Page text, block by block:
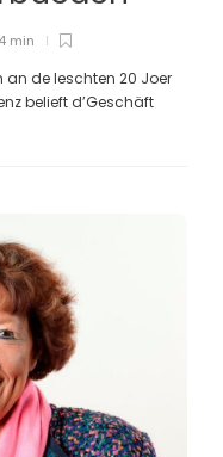
4 min
an de leschten 20 Joer
belieft d’Geschäft